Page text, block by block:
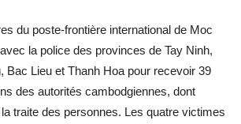
du poste-frontière international de Moc
la police des provinces de Tay Ninh,
Bac Lieu et Thanh Hoa pour recevoir 39
des autorités cambodgiennes, dont
traite des personnes. Les quatre victimes